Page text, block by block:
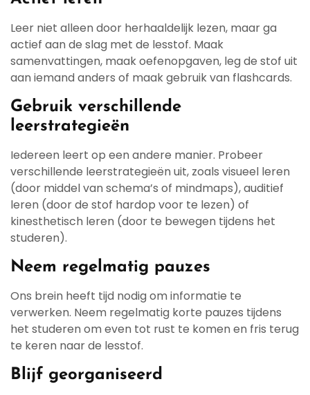
Leer niet alleen door herhaaldelijk lezen, maar ga
actief aan de slag met de lesstof. Maak
samenvattingen, maak oefenopgaven, leg de stof uit
aan iemand anders of maak gebruik van flashcards.
Gebruik verschillende
leerstrategieën
Iedereen leert op een andere manier. Probeer
verschillende leerstrategieën uit, zoals visueel leren
(door middel van schema’s of mindmaps), auditief
leren (door de stof hardop voor te lezen) of
kinesthetisch leren (door te bewegen tijdens het
studeren).
Neem regelmatig pauzes
Ons brein heeft tijd nodig om informatie te
verwerken. Neem regelmatig korte pauzes tijdens
het studeren om even tot rust te komen en fris terug
te keren naar de lesstof.
Blijf georganiseerd